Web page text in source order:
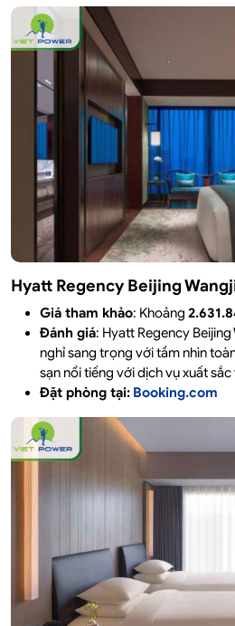
Hyatt Regency Beijing
Giá tham khảo: Khoảng
Đánh giá: Hyatt Regency
nghỉ sang trọng với tầm nhìn
sạn nổi tiếng với dịch vụ xuất sắc
Đặt phòng tại: Booking.com